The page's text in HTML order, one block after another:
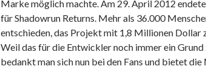
Marke möglich machte. Am 29. April 2012
für Shadowrun Returns. Mehr als 36.000
entschieden, das Projekt mit 1,8 Millionen Dollar
Weil das für die Entwickler noch immer ein Grund
bedankt man sich nun bei den Fans und bietet